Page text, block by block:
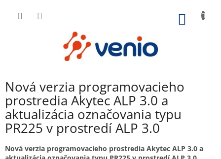
Nová verzia programovacieho
prostredia Akytec ALP 3.0 a
aktualizácia označovania typu
PR225 v prostredí ALP 3.0
Nová verzia programovacieho prostredia Akytec ALP 3.0 a